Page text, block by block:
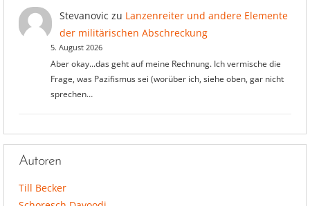
Stevanovic zu Lanzenreiter und andere Elemente
der militärischen Abschreckung
5. August 2026
Aber okay...das geht auf meine Rechnung. Ich vermische die
Frage, was Pazifismus sei (worüber ich, siehe oben, gar nicht
sprechen…
Autoren
Till Becker